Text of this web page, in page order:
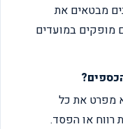
מבטאים את
במועדים
מפרט את כל
או הפסד.